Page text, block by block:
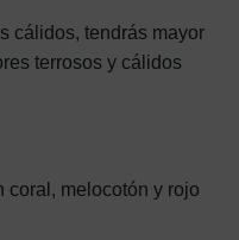
cálidos, tendrás mayor
terrosos y cálidos
coral, melocotón y rojo